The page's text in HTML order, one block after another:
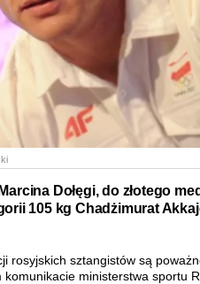
Dołęgi, do złotego
105 kg Chadżimurat
rosyjskich sztangistów są
ministerstwa sportu